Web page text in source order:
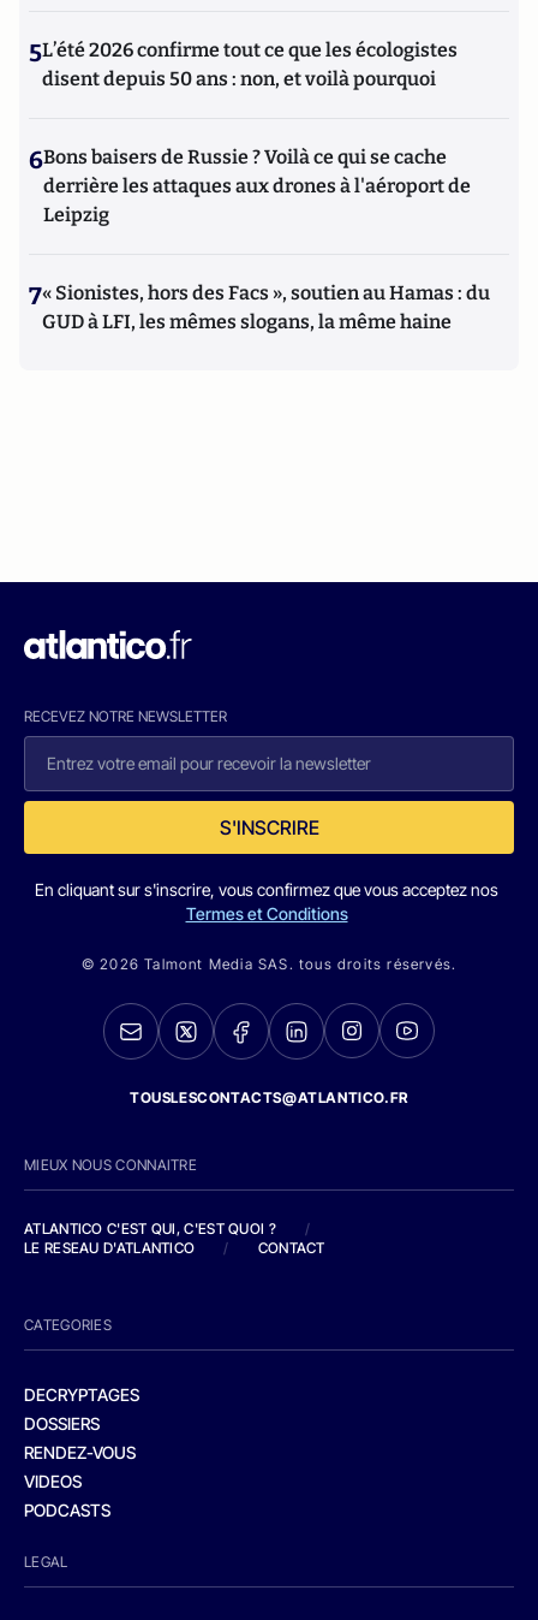
5L’été 2026 confirme tout ce que les écologistes
disent depuis 50 ans : non, et voilà pourquoi
6Bons baisers de Russie ? Voilà ce qui se cache
derrière les attaques aux drones à l'aéroport de
Leipzig
7« Sionistes, hors des Facs », soutien au Hamas : du
GUD à LFI, les mêmes slogans, la même haine
RECEVEZ NOTRE NEWSLETTER
S'INSCRIRE
En cliquant sur s'inscrire, vous confirmez que vous acceptez nos
Termes et Conditions
© 2026 Talmont Media SAS. tous droits réservés.
TOUSLESCONTACTS@ATLANTICO.FR
MIEUX NOUS CONNAITRE
ATLANTICO C'EST QUI, C'EST QUOI ?
/
LE RESEAU D'ATLANTICO
/ CONTACT
CATEGORIES
DECRYPTAGES
DOSSIERS
RENDEZ-VOUS
VIDEOS
PODCASTS
LEGAL